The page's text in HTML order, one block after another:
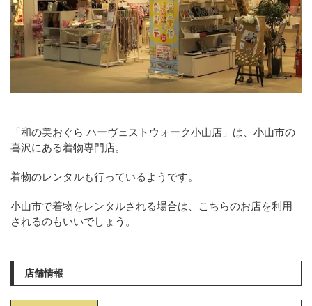
「和の美おぐら ハーヴェストウォーク小山店」は、小山市の
喜沢にある着物専門店。
着物のレンタルも行っているようです。
小山市で着物をレンタルされる場合は、こちらのお店を利用
されるのもいいでしょう。
店舗情報